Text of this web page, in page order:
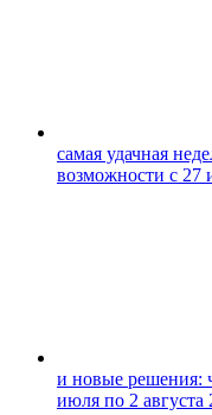
самая удачная
возможности с 27
и новые решения:
июля по 2 августа